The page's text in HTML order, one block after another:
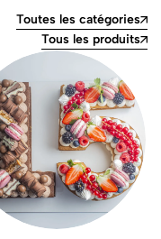
Toutes les catégories
Tous les produits